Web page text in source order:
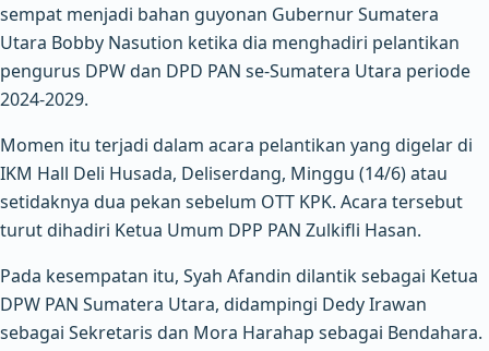
sempat menjadi bahan guyonan Gubernur Sumatera
Utara Bobby Nasution ketika dia menghadiri pelantikan
pengurus DPW dan DPD PAN se-Sumatera Utara periode
2024-2029.
Momen itu terjadi dalam acara pelantikan yang digelar di
IKM Hall Deli Husada, Deliserdang, Minggu (14/6) atau
setidaknya dua pekan sebelum OTT KPK. Acara tersebut
turut dihadiri Ketua Umum DPP PAN Zulkifli Hasan.
Pada kesempatan itu, Syah Afandin dilantik sebagai Ketua
DPW PAN Sumatera Utara, didampingi Dedy Irawan
sebagai Sekretaris dan Mora Harahap sebagai Bendahara.